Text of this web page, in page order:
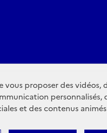
vous proposer des vidéos,
personnalisés,
et des contenus